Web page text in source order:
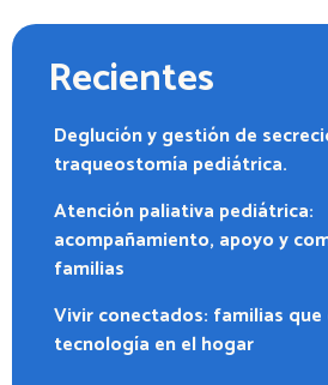
Recientes
Deglución y gestión de
traqueostomía pediátrica.
Atención paliativa pediátrica:
acompañamiento, apoyo y
familias
Vivir conectados: familias que
tecnología en el hogar